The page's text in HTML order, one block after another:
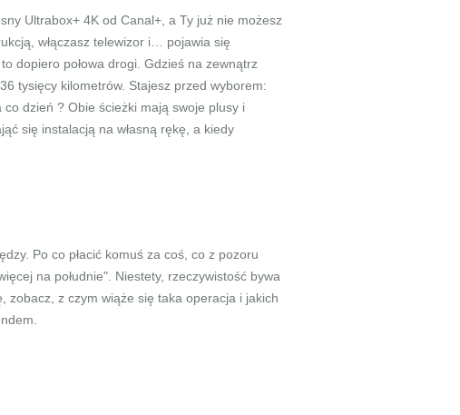
Ultrabox+ 4K od Canal+, a Ty już nie możesz
włączasz telewizor i… pojawia się
dopiero połowa drogi. Gdzieś na zewnątrz
tysięcy kilometrów. Stajesz przed wyborem:
dzień ? Obie ścieżki mają swoje plusy i
się instalacją na własną rękę, a kiedy
Po co płacić komuś za coś, co z pozoru
na południe". Niestety, rzeczywistość bywa
zobacz, z czym wiąże się taka operacja i jakich